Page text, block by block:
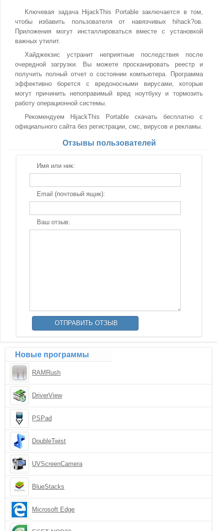
Ключевая задача HijackThis Portable заключается в том,
чтобы избавить пользователя от навязчивых hihack?ов.
Приложения могут инсталлироваться вместе с установкой
важных утилит.
Хайджекзис устранит неприятные последствия после
очередной загрузки. Вы можете просканировать реестр и
получить полный отчет о состоянии компьютера. Программа
эффективно борется с вредоносными вирусами, которые
могут причинить непоправимый вред ноутбуку и тормозить
работу операционной системы.
Рекомендуем HijackThis Portable скачать бесплатно с
официального сайта без регистрации, смс, вирусов и рекламы.
Отзывы пользователей
Имя или ник:
Email (почтовый ящик):
Ваш отзыв:
Новые программы
RAMRush
DriverView
PSPad
DoubleTwist
UVScreenCamera
BlueStacks
Microsoft Edge